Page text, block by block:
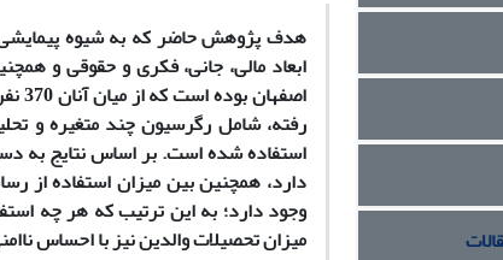
هدف پژوهش حاضر که به شیوه پیمایشی
ابعاد مالی، جانی، فکری و حقوقی و
رفته، شامل رگرسیون چند متغیره و
استفاده شده است.بر اساس نتایج به
دارد، همچنین بین میزان استفاده از
وجود دارد؛ به این ترتیب که هر چه
میزان تحصیلات والدین نیز با احساس